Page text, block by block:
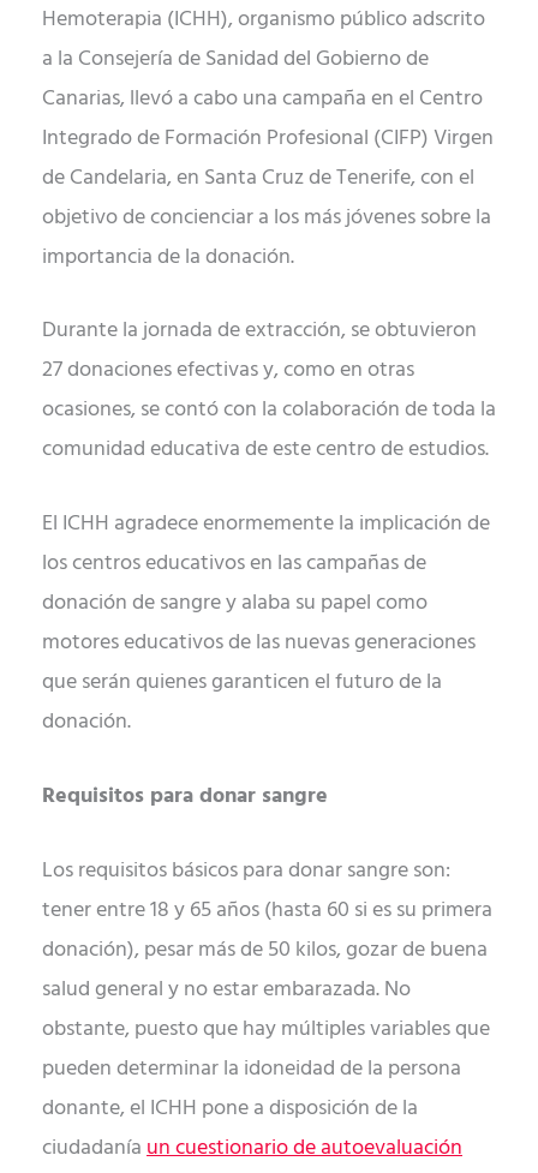
Hemoterapia (ICHH), organismo público adscrito
a la Consejería de Sanidad del Gobierno de
Canarias, llevó a cabo una campaña en el Centro
Integrado de Formación Profesional (CIFP) Virgen
de Candelaria, en Santa Cruz de Tenerife, con el
objetivo de concienciar a los más jóvenes sobre la
importancia de la donación.
Durante la jornada de extracción, se obtuvieron
27 donaciones efectivas y, como en otras
ocasiones, se contó con la colaboración de toda la
comunidad educativa de este centro de estudios.
El ICHH agradece enormemente la implicación de
los centros educativos en las campañas de
donación de sangre y alaba su papel como
motores educativos de las nuevas generaciones
que serán quienes garanticen el futuro de la
donación.
Requisitos para donar sangre
Los requisitos básicos para donar sangre son:
tener entre 18 y 65 años (hasta 60 si es su primera
donación), pesar más de 50 kilos, gozar de buena
salud general y no estar embarazada. No
obstante, puesto que hay múltiples variables que
pueden determinar la idoneidad de la persona
donante, el ICHH pone a disposición de la
ciudadaníaun cuestionario de autoevaluación